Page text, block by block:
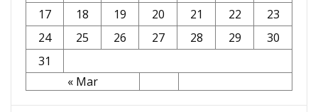
17
18 19 20 21 22
23
24
25 26 27 28 29
30
31
« Mar